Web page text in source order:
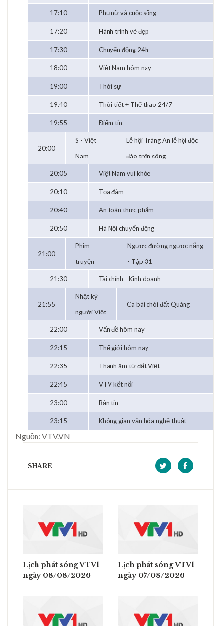
17:10 Phụ nữ và cuộc sống
17:20 Hành trình vẻ đẹp
17:30 Chuyển động 24h
18:00 Việt Nam hôm nay
19:00 Thời sự
19:40 Thời tiết + Thể thao 24/7
19:55 Điểm tin
20:00
S - Việt
Nam
Lễ hội Tràng An lễ hội độc
đáo trên sông
20:05 Việt Nam vui khỏe
20:10 Tọa đàm
20:40 An toàn thực phẩm
20:50 Hà Nội chuyển động
21:00
Phim
truyện
Ngược đường ngược nắng
- Tập 31
21:30 Tài chính - Kinh doanh
21:55
Nhật ký
người Việt
Ca bài chòi đất Quảng
22:00 Vấn đề hôm nay
22:15 Thế giới hôm nay
22:35 Thanh âm từ đất Việt
22:45 VTV kết nối
23:00 Bản tin
23:15 Không gian văn hóa nghệ thuật
Nguồn: VTV.VN
SHARE
Lịch phát sóng VTV1
ngày 08/08/2026
Lịch phát sóng VTV1
ngày 07/08/2026